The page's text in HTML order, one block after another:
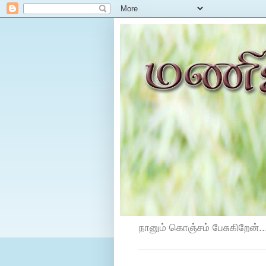
நானும் கொஞ்சம்